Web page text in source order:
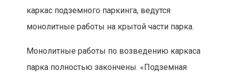
каркас подземного паркинга, ведутся
монолитные работы на крытой части парка.
Монолитные работы по возведению каркаса
парка полностью закончены. «Подземная